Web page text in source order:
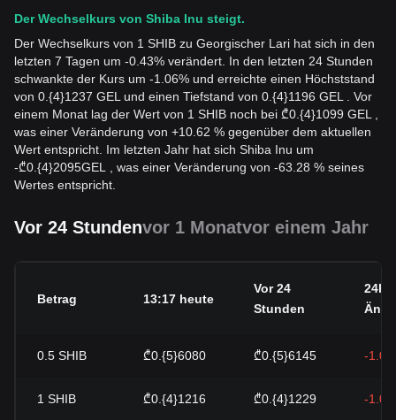
Der Wechselkurs von Shiba Inu steigt.
Der Wechselkurs von 1 SHIB zu Georgischer Lari hat sich in den
letzten 7 Tagen um -0.43% verändert. In den letzten 24 Stunden
schwankte der Kurs um -1.06% und erreichte einen Höchststand
von 0.{4}1237 GEL und einen Tiefstand von 0.{4}1196 GEL . Vor
einem Monat lag der Wert von 1 SHIB noch bei ₾0.{4}1099 GEL ,
was einer Veränderung von +10.62 % gegenüber dem aktuellen
Wert entspricht. Im letzten Jahr hat sich Shiba Inu um
-₾0.{4}2095GEL
, was einer Veränderung von -63.28 % seines
Wertes entspricht.
Vor 24 Stundenvor 1 Monatvor einem Jahr
Betrag 13:17 heute
Vor 24
Stunden
24h
0.5 SHIB ₾0.{5}6080 ₾0.{5}6145 -
1 SHIB ₾0.{4}1216 ₾0.{4}1229 -